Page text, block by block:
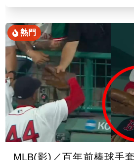
熱門
MLB(影)／百年前棒球手